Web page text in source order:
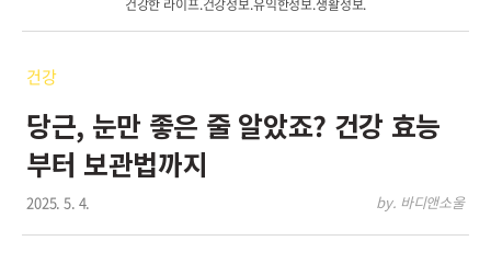
건강한 라이프.건강정보.유익한정보.생활정보.
건강
당근, 눈만 좋은 줄 알았죠? 건강 효능
부터 보관법까지
2025. 5. 4. by. 바디앤소울